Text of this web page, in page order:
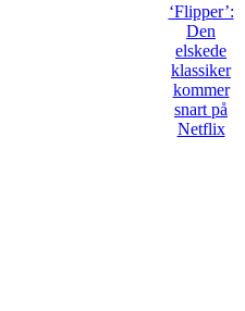
‘Flipper’:
Den
elskede
klassiker
kommer
snart på
Netflix